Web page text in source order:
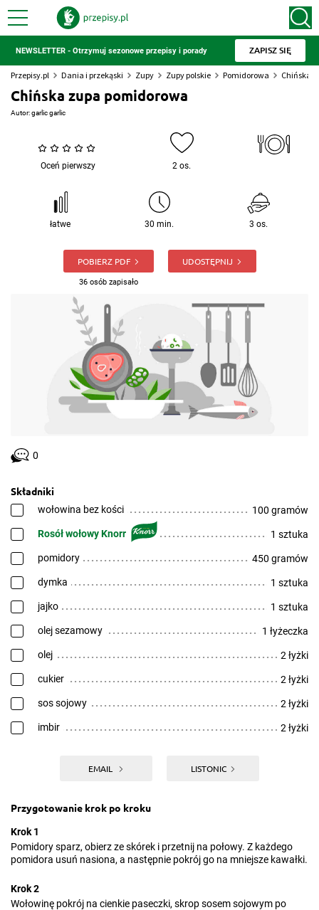
NEWSLETTER - Otrzymuj sezonowe przepisy i porady ZAPISZ SIĘ
Przepisy.pl Dania i przekąski Zupy Zupy polskie Pomidorowa Chińska
Chińska zupa pomidorowa
Autor:garlic garlic
Oceń pierwszy 2 os.
łatwe 30 min. 3 os.
POBIERZ PDF
36 osób zapisało
UDOSTĘPNIJ
0
Składniki
wołowina bez kości 100 gramów
Rosół wołowy Knorr 1 sztuka
pomidory 450 gramów
dymka 1 sztuka
jajko 1 sztuka
olej sezamowy 1 łyżeczka
olej 2 łyżki
cukier 2 łyżki
sos sojowy 2 łyżki
imbir 2 łyżki
EMAIL LISTONIC
Przygotowanie krok po kroku
Krok 1
Pomidory sparz, obierz ze skórek i przetnij na połowy. Z każdego
pomidora usuń nasiona, a następnie pokrój go na mniejsze kawałki.
Krok 2
Wołowinę pokrój na cienkie paseczki, skrop sosem sojowym po